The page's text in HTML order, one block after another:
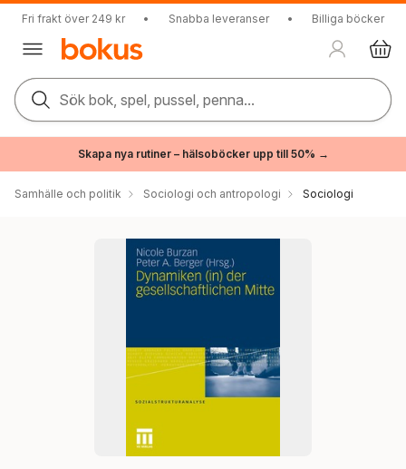
Fri frakt över 249 kr • Snabba leveranser • Billiga böcker
Sök bok, spel, pussel, penna...
Skapa nya rutiner – hälsoböcker upp till 50% →
Samhälle och politik Sociologi och antropologi Sociologi